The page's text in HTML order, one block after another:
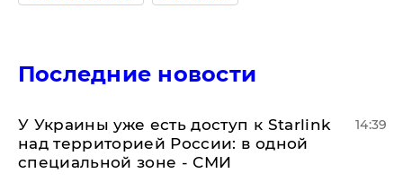
Последние новости
У Украины уже есть доступ к Starlink
над территорией России: в одной
специальной зоне - СМИ
14:39